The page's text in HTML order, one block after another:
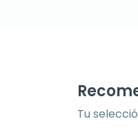
Tu